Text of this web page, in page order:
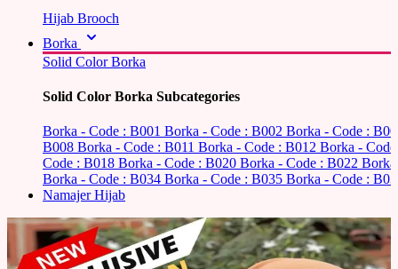
Hijab Brooch
Borka
Solid Color Borka
Solid Color Borka Subcategories
Borka - Code : B001 Borka - Code : B002 Borka - Code :
B008 Borka - Code : B011 Borka - Code : B012 Borka -
Code : B018 Borka - Code : B020 Borka - Code : B022
Borka - Code : B034 Borka - Code : B035 Borka - Code :
Namajer Hijab